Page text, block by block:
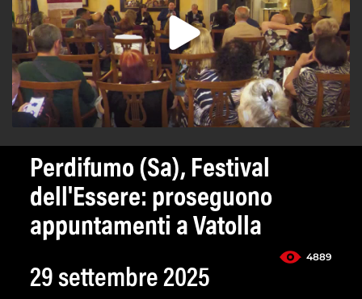
Perdifumo (Sa), Festival
dell'Essere: proseguono
appuntamenti a Vatolla
4889
29 settembre 2025